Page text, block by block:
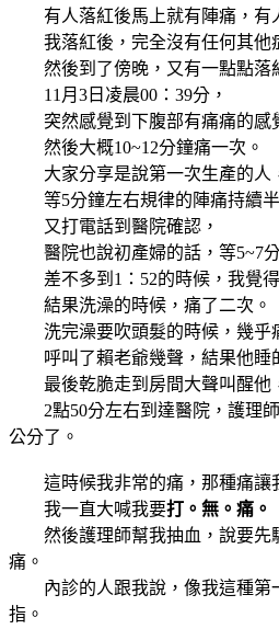
有人落紅後馬上就有陣痛，有
我落紅後，完全沒有任何其他
然後到了傍晚，又有一點點落
11月3日凌晨00：39分，
突然感覺到下腹部有痛痛的感
然後大概10~12分鐘痛一次。
大家分享是說第一次生產的人
等5分鐘左右規律的陣痛持續半
又打電話到醫院確認，
醫院也說初產婦的話，等5~7分
差不多到1：52的時候，我覺得
結果洗澡的時候，痛了二次。
洗完澡要吹頭髮的時候，幾乎
呼叫了賴老爺幾聲，結果他睡
最後乾脆走到房間大聲叫醒他
2點50分左右到達醫院，護理師
公分了。
這時候我非常的痛，那種痛讓
我一直大喊我要打。無。痛。
然後護理師幫我抽血，說要先
痛。
內診的人跟我說，像我這種第
指。